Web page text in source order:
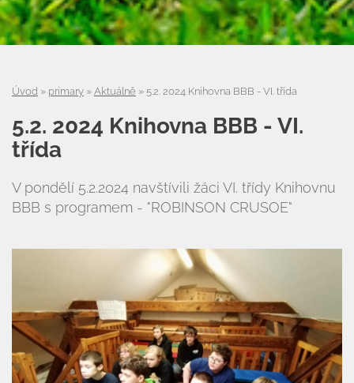
Úvod
Úvod » primary » Aktuálně » 5.2. 2024 Knihovna BBB - VI. třída
5.2. 2024 Knihovna BBB - VI.
třída
V pondělí 5.2.2024 navštívili žáci VI. třídy Knihovnu
BBB s programem - "ROBINSON CRUSOE"